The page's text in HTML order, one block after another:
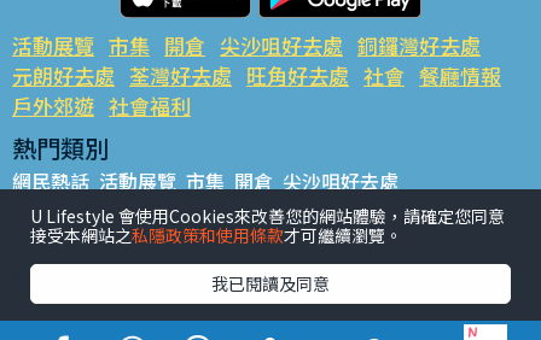
活動展覽 市集 開倉 尖沙咀好去處 銅鑼灣好去處
元朗好去處 荃灣好去處 旺角好去處 社會 餐廳情報
戶外郊遊 社會福利
熱門類別
網民熱話 活動展覽 市集 開倉 尖沙咀好去處
銅鑼灣好去處 元朗好去處 荃灣好去處 旺角好去處 社會
餐廳情報 戶外郊遊
熱門標籤
#UGO搵好去處 #人氣活動推介 #美食社群熱話
U Lifestyle 會使用Cookies來改善您的網站體驗，請確定您同意
接受本網站之私隱政策和使用條款才可繼續瀏覽。
我已閱讀及同意